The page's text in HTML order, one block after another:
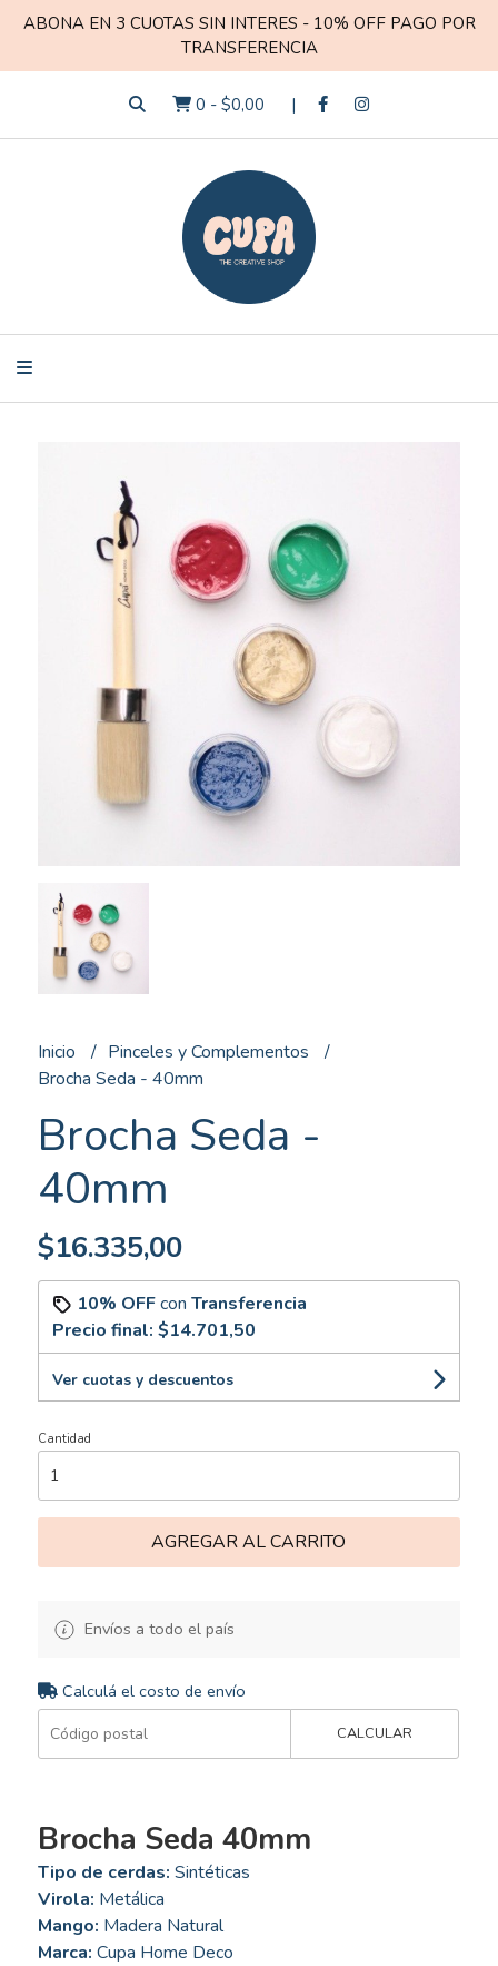
ABONA EN 3 CUOTAS SIN INTERES - 10% OFF PAGO POR
TRANSFERENCIA
0 - $0,00
Inicio
Pinceles y Complementos
Brocha Seda - 40mm
Brocha Seda -
40mm
$16.335,00
10% OFFcon Transferencia
Precio final: $14.701,50
Ver cuotas y descuentos
Cantidad
AGREGAR AL CARRITO
Envíos a todo el país
Calculá el costo de envío
CALCULAR
Brocha Seda 40mm
Tipo de cerdas: Sintéticas
Virola: Metálica
Mango: Madera Natural
Marca: Cupa Home Deco